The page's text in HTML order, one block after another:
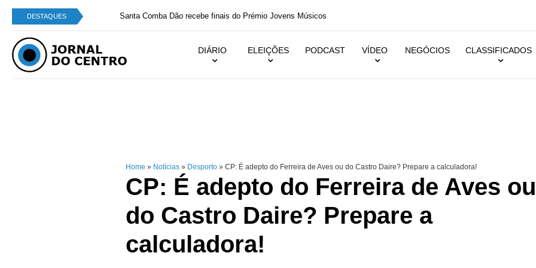
DESTAQUES Santa Comba Dão recebe finais do Prémio Jovens Músicos
DIÁRIO ELEIÇÕES PODCAST VÍDEO NEGÓCIOS CLASSIFICADOS
Home » Notícias » Desporto » CP: É adepto do Ferreira de Aves ou do Castro Daire? Prepare a calculadora!
CP: É adepto do Ferreira de Aves ou
do Castro Daire? Prepare a
calculadora!